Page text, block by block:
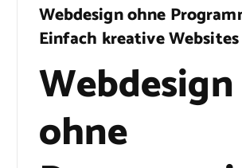
Webdesign ohne
Einfach kreative
Webdesign
ohne